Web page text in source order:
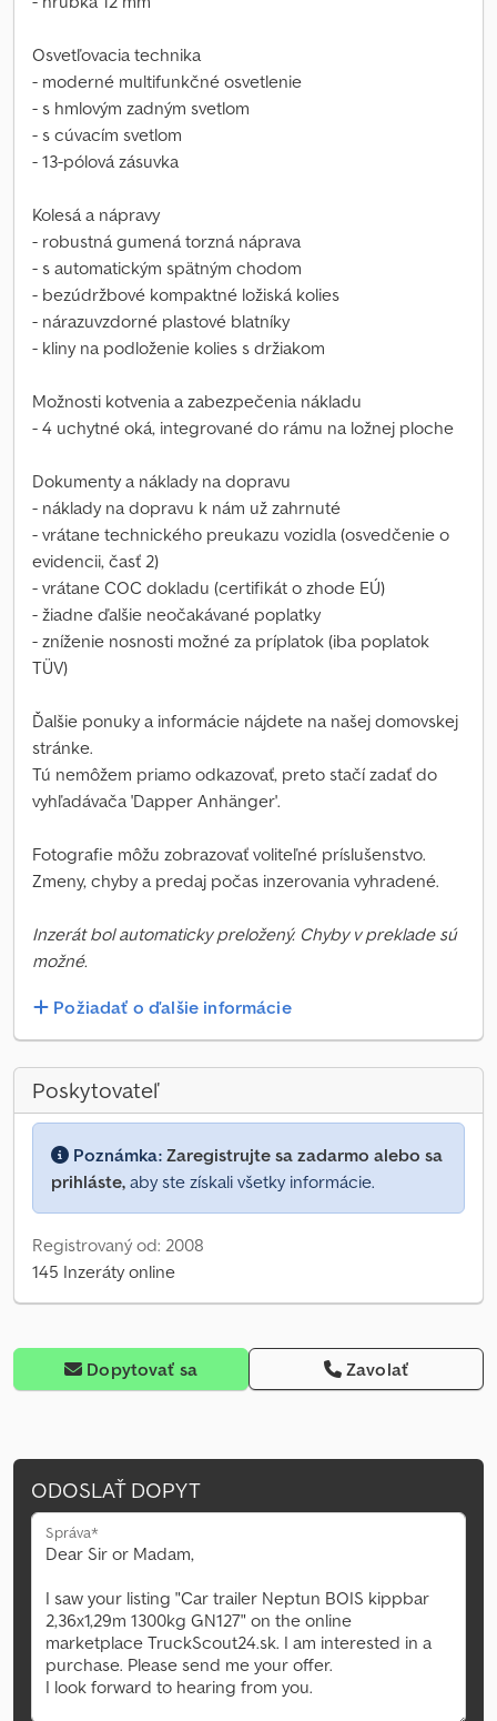
Osvetľovacia technika
- moderné multifunkčné osvetlenie
- s hmlovým zadným svetlom
- s cúvacím svetlom
- 13-pólová zásuvka
Kolesá a nápravy
- robustná gumená torzná náprava
- s automatickým spätným chodom
- bezúdržbové kompaktné ložiská kolies
- nárazuvzdorné plastové blatníky
- kliny na podloženie kolies s držiakom
Možnosti kotvenia a zabezpečenia nákladu
- 4 uchytné oká, integrované do rámu na ložnej ploche
Dokumenty a náklady na dopravu
- náklady na dopravu k nám už zahrnuté
- vrátane technického preukazu vozidla (osvedčenie o
evidencii, časť 2)
- vrátane COC dokladu (certifikát o zhode EÚ)
- žiadne ďalšie neočakávané poplatky
- zníženie nosnosti možné za príplatok (iba poplatok
TÜV)
Ďalšie ponuky a informácie nájdete na našej domovskej
stránke.
Tú nemôžem priamo odkazovať, preto stačí zadať do
vyhľadávača 'Dapper Anhänger'.
Fotografie môžu zobrazovať voliteľné príslušenstvo.
Zmeny, chyby a predaj počas inzerovania vyhradené.
Inzerát bol automaticky preložený. Chyby v preklade sú
možné.
Požiadať o ďalšie informácie
Poskytovateľ
Poznámka: Zaregistrujte sa zadarmo alebo sa
prihláste, aby ste získali všetky informácie.
Registrovaný od: 2008
145 Inzeráty online
Dopytovať sa Zavolať
ODOSLAŤ DOPYT
Správa*